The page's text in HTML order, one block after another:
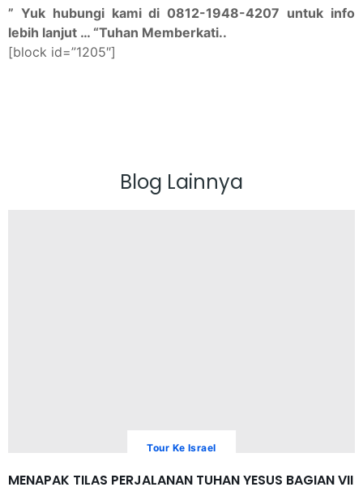
” Yuk hubungi kami di 0812-1948-4207 untuk info
lebih lanjut … “Tuhan Memberkati..
[block id=”1205″]
Blog Lainnya
Tour Ke Israel
MENAPAK TILAS PERJALANAN TUHAN YESUS BAGIAN VII